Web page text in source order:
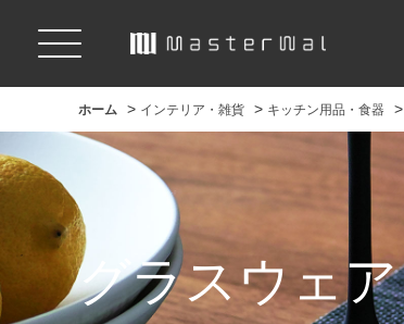
ホーム > インテリア・雑貨 > キッチン用品・食器 >
グラスウェア